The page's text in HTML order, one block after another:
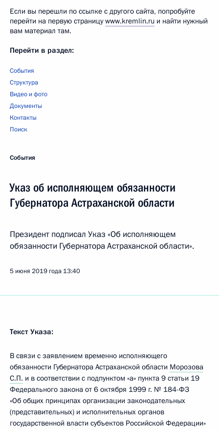
Если вы перешли по ссылке с другого сайта, попробуйте
перейти на первую страницуwww.kremlin.ru и найти нужный
вам материал там.
Перейти в раздел:
События
Структура
Видео и фото
Документы
Контакты
Поиск
События
Указ об исполняющем обязанности
Губернатора Астраханской области
Президент подписал Указ «Об исполняющем
обязанности Губернатора Астраханской области».
5 июня 2019 года 13:40
Текст Указа:
В связи с заявлением временно исполняющего
обязанности Губернатора Астраханской области Морозова
С.П. и в соответствии с подпунктом «а» пункта 9 статьи 19
Федерального закона от 6 октября 1999 г. № 184-ФЗ
«Об общих принципах организации законодательных
(представительных) и исполнительных органов
государственной власти субъектов Российской Федерации»